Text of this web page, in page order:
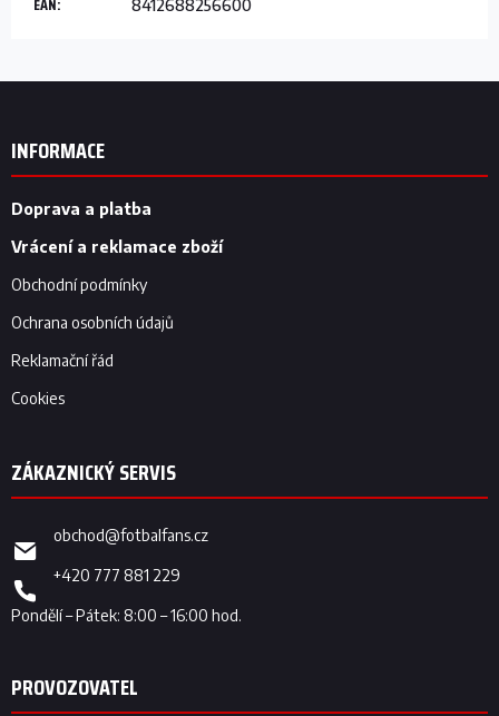
8412688256600
Z
INFORMACE
Doprava a platba
Vrácení a reklamace zboží
Obchodní podmínky
Ochrana osobních údajů
Reklamační řád
Cookies
obchod@fotbalfans.cz
+420 777 881 229